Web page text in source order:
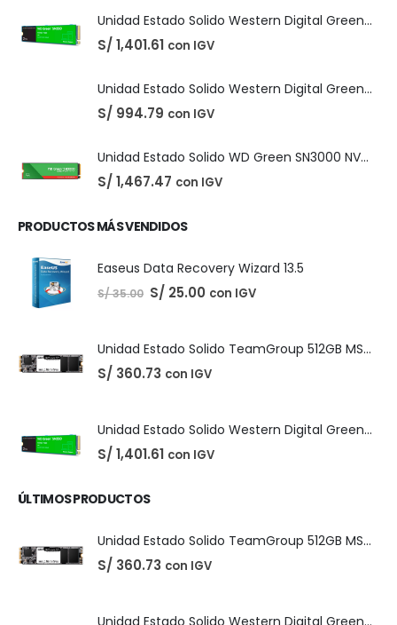
DIGITALES,LICENCIAS DE SOFTWARE
Adobe Creative Cloud - 1 Año
precio
original
era:
S/ 220.00.
precio
actual
es:
S/ 210.00.
S/994.79 con IGV
S/1,467.47 con IGV
PRODUCTOS MÁS VENDIDOS
Easeus Data Recovery Wizard 13.5
S/35.00 El
precio
era:
S/ 35.00.
S/ 25.00El
precio
con IGV
S/360.73 con IGV
S/1,401.61 con IGV